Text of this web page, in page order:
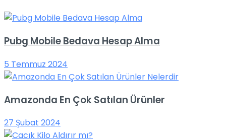
Pubg Mobile Bedava Hesap Alma
5 Temmuz 2024
Amazonda En Çok Satılan Ürünler
27 Şubat 2024